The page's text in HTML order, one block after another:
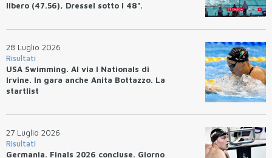
libero (47.56), Dressel sotto i 48".
28 Luglio 2026
Risultati
USA Swimming. Al via I Nationals di
Irvine. In gara anche Anita Bottazzo. La
startlist
27 Luglio 2026
Risultati
Germania. Finals 2026 concluse. Giorno